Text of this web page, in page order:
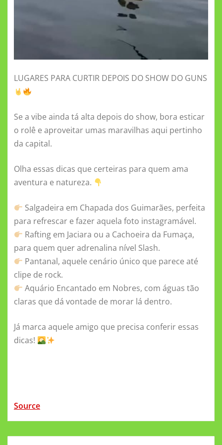
LUGARES PARA CURTIR DEPOIS DO SHOW DO GUNS
Se a vibe ainda tá alta depois do show, bora esticar
o rolê e aproveitar umas maravilhas aqui pertinho
da capital.
Olha essas dicas que certeiras para quem ama
aventura e natureza.
Salgadeira em Chapada dos Guimarães, perfeita
para refrescar e fazer aquela foto instagramável.
Rafting em Jaciara ou a Cachoeira da Fumaça,
para quem quer adrenalina nível Slash.
Pantanal, aquele cenário único que parece até
clipe de rock.
Aquário Encantado em Nobres, com águas tão
claras que dá vontade de morar lá dentro.
Já marca aquele amigo que precisa conferir essas
dicas!
Source